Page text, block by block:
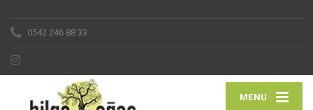
0542 246 88 33
MENU